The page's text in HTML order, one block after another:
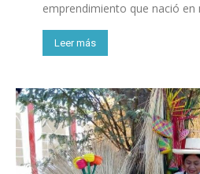
emprendimiento que nació en
Leer más